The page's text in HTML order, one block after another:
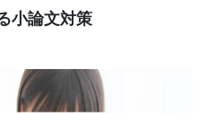
小論文対策